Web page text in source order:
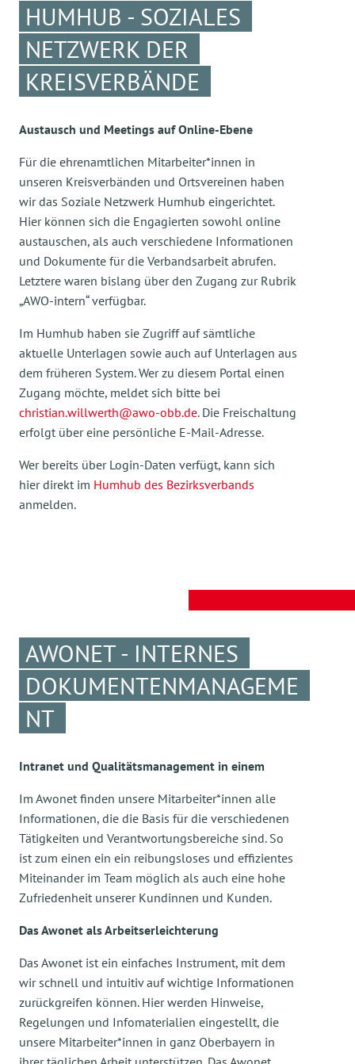
HUMHUB - SOZIALES
NETZWERK DER
KREISVERBÄNDE
Austausch und Meetings auf Online-Ebene
Für die ehrenamtlichen Mitarbeiter*innen in
unseren Kreisverbänden und Ortsvereinen haben
wir das Soziale Netzwerk Humhub eingerichtet.
Hier können sich die Engagierten sowohl online
austauschen, als auch verschiedene Informationen
und Dokumente für die Verbandsarbeit abrufen.
Letztere waren bislang über den Zugang zur Rubrik
„AWO-intern“ verfügbar.
Im Humhub haben sie Zugriff auf sämtliche
aktuelle Unterlagen sowie auch auf Unterlagen aus
dem früheren System. Wer zu diesem Portal einen
Zugang möchte, meldet sich bitte bei
christian.willwerth@awo-obb.de. Die Freischaltung
erfolgt über eine persönliche E-Mail-Adresse.
Wer bereits über Login-Daten verfügt, kann sich
hier direkt im Humhub des Bezirksverbands
anmelden.
AWONET - INTERNES
DOKUMENTENMANAGEME
NT
Intranet und Qualitätsmanagement in einem
Im Awonet finden unsere Mitarbeiter*innen alle
Informationen, die die Basis für die verschiedenen
Tätigkeiten und Verantwortungsbereiche sind. So
ist zum einen ein ein reibungsloses und effizientes
Miteinander im Team möglich als auch eine hohe
Zufriedenheit unserer Kundinnen und Kunden.
Das Awonet als Arbeitserleichterung
Das Awonet ist ein einfaches Instrument, mit dem
wir schnell und intuitiv auf wichtige Informationen
zurückgreifen können. Hier werden Hinweise,
Regelungen und Infomaterialien eingestellt, die
unsere Mitarbeiter*innen in ganz Oberbayern in